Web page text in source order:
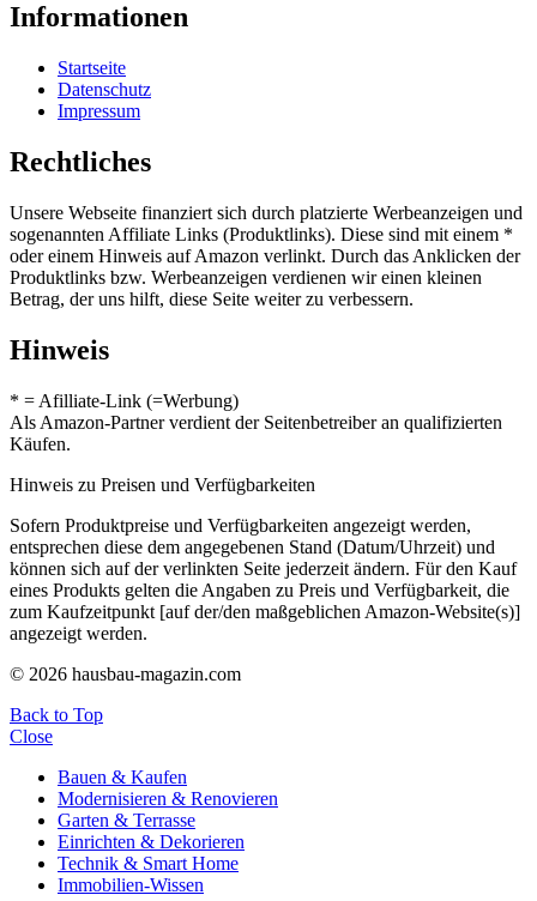
Informationen
Startseite
Datenschutz
Impressum
Rechtliches
Unsere Webseite finanziert sich durch platzierte Werbeanzeigen und
sogenannten Affiliate Links (Produktlinks). Diese sind mit einem *
oder einem Hinweis auf Amazon verlinkt. Durch das Anklicken der
Produktlinks bzw. Werbeanzeigen verdienen wir einen kleinen
Betrag, der uns hilft, diese Seite weiter zu verbessern.
Hinweis
* = Afilliate-Link (=Werbung)
Als Amazon-Partner verdient der Seitenbetreiber an qualifizierten
Käufen.
Hinweis zu Preisen und Verfügbarkeiten
Sofern Produktpreise und Verfügbarkeiten angezeigt werden,
entsprechen diese dem angegebenen Stand (Datum/Uhrzeit) und
können sich auf der verlinkten Seite jederzeit ändern. Für den Kauf
eines Produkts gelten die Angaben zu Preis und Verfügbarkeit, die
zum Kaufzeitpunkt [auf der/den maßgeblichen Amazon-Website(s)]
angezeigt werden.
© 2026 hausbau-magazin.com
Back to Top
Close
Bauen & Kaufen
Modernisieren & Renovieren
Garten & Terrasse
Einrichten & Dekorieren
Technik & Smart Home
Immobilien-Wissen